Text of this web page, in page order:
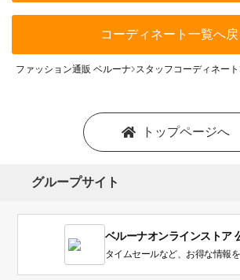
コーディネート一覧へ戻
ファッション通販 ベルーナ スタッフコーディネート
トップページへ
グループサイト
ベルーナオンラインストア
タイムセールなど、お得な情報を